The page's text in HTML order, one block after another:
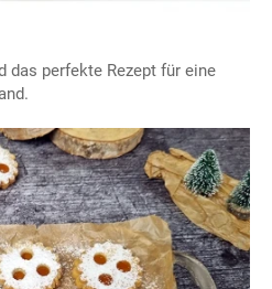
das perfekte Rezept für eine